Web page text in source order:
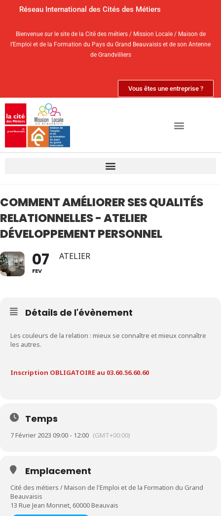
Réseau International des Cités des Métiers
Bienvenue sur le site de la Cité des métiers / Mission Locale / Maison de
l’Emploi et de la Formation du Pays du Grand Beauvaisis et de son Antenne
de Grandvilliers
Vous êtes une entreprise ?
COMMENT AMÉLIORER SES QUALITÉS
RELATIONNELLES - ATELIER
DÉVELOPPEMENT PERSONNEL
07
FEV
ATELIER
Détails de l'évènement
Les couleurs de la relation : mieux se connaître et mieux connaître
les autres.
Inscription OBLIGATOIRE au 03.60.56.60.60
Temps
7 Février 2023 09:00 - 12:00 (GMT+00:00)
Emplacement
Cité des métiers / Maison de l'Emploi et de la Formation du Grand
Beauvaisis
13 Rue Jean Monnet, 60000 Beauvais